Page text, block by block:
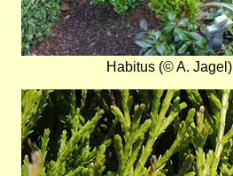
Habitus (© A. Jagel)
Bild